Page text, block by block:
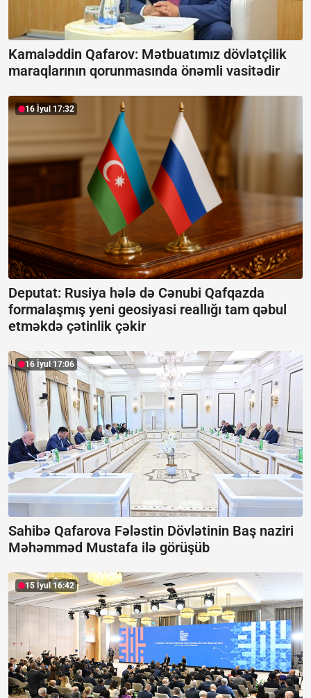
Kamaləddin Qafarov: Mətbuatımız dövlətçilik
maraqlarının qorunmasında önəmli vasitədir
16 İyul 17:32
Deputat: Rusiya hələ də Cənubi Qafqazda
formalaşmış yeni geosiyasi reallığı tam qəbul
etməkdə çətinlik çəkir
16 İyul 17:06
Sahibə Qafarova Fələstin Dövlətinin Baş naziri
Məhəmməd Mustafa ilə görüşüb
15 İyul 16:42